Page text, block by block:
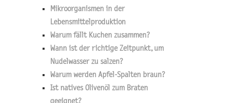
Mikroorganismen in der
Lebensmittelproduktion
Warum fällt Kuchen zusammen?
Wann ist der richtige Zeitpunkt, um
Nudelwasser zu salzen?
Warum werden Apfel-Spalten braun?
Ist natives Olivenöl zum Braten
geeignet?